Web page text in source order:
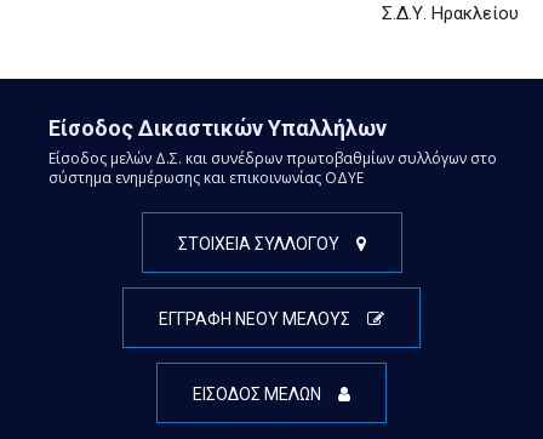
Σ.Δ.Υ. Ηρακλείου
Είσοδος Δικαστικών Υπαλλήλων
Είσοδος μελών Δ.Σ. και συνέδρων πρωτοβαθμίων συλλόγων στο
σύστημα ενημέρωσης και επικοινωνίας ΟΔΥΕ
ΣΤΟΙΧΕΙΑ ΣΥΛΛΟΓΟΥ
ΕΓΓΡΑΦΗ ΝΕΟΥ ΜΕΛΟΥΣ
ΕΙΣΟΔΟΣ ΜΕΛΩΝ